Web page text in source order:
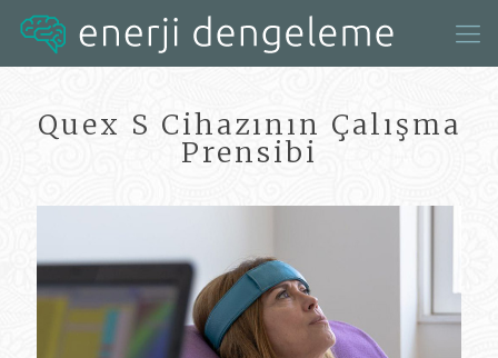
Quex S Cihazının Çalışma
Prensibi